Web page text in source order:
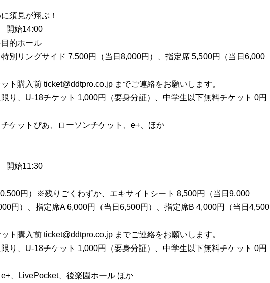
須見が翔ぶ！
開始14:00
的ホール
別リングサイド 7,500円（当日8,000円）、指定席 5,500円（当日6,000
ト購入前 ticket@ddtpro.co.jp までご連絡をお願いします。
り、U-18チケット 1,000円（要身分証）、中学生以下無料チケット 0円
ケットぴあ、ローソンチケット、e+、ほか
開始11:30
円）※残りごくわずか、エキサイトシート 8,500円（当日9,000
円）、指定席A 6,000円（当日6,500円）、指定席B 4,000円（当日4,500
ト購入前 ticket@ddtpro.co.jp までご連絡をお願いします。
り、U-18チケット 1,000円（要身分証）、中学生以下無料チケット 0円
、LivePocket、後楽園ホール ほか